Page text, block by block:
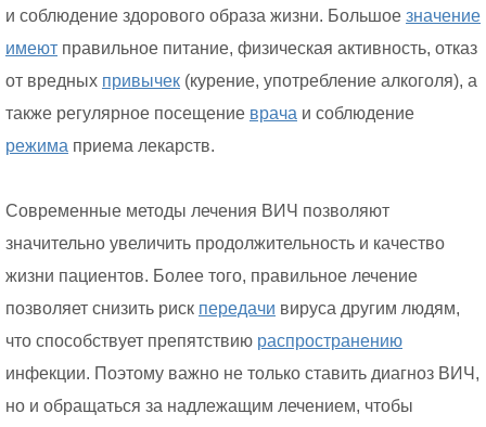
и соблюдение здорового образа жизни. Большое значение
имеют правильное питание, физическая активность, отказ
от вредных привычек (курение, употребление алкоголя), а
также регулярное посещение врача и соблюдение
режима приема лекарств.
Современные методы лечения ВИЧ позволяют
значительно увеличить продолжительность и качество
жизни пациентов. Более того, правильное лечение
позволяет снизить риск передачи вируса другим людям,
что способствует препятствию распространению
инфекции. Поэтому важно не только ставить диагноз ВИЧ,
но и обращаться за надлежащим лечением, чтобы